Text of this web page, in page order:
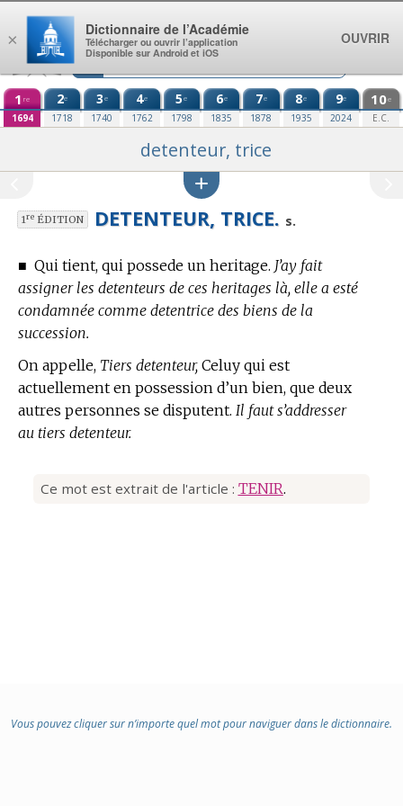
Aller au contenu
1 re
1694
2e
1718
3e
1740
4e
1762
5e
1798
6e
1835
7e
1878
8e
1935
9e
2024
10e
E.C.
detenteur, trice
1reÉDITION DETENTEUR, TRICE. s.
■ Qui tient, qui possede un heritage. J’ay fait
assigner les detenteurs de ces heritages là, elle a esté
condamnée comme detentrice des biens de la
succession.
On appelle, Tiers detenteur, Celuy qui est
actuellement en possession d’un bien, que deux
autres personnes se disputent. Il faut s’addresser
au tiers detenteur.
Ce mot est extrait de l'article : TENIR.
Vous pouvez cliquer sur n’importe quel mot pour naviguer dans le dictionnaire.
×
Dictionnaire de l’Académie
Télécharger ou ouvrir l’application
Disponible sur Android et iOS
OUVRIR